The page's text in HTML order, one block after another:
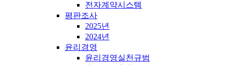
전자계약시스템
평판조사
2025년
2024년
윤리경영
윤리경영실천규범